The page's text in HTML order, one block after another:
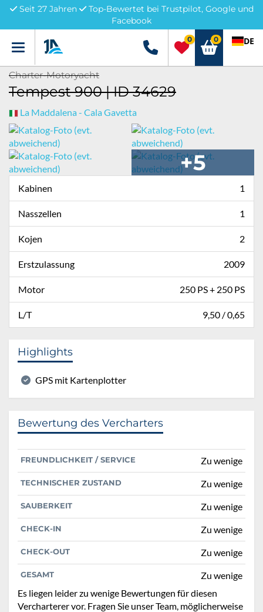
Seit 27 Jahren
Top-Bewertet bei Trustpilot, Google und
Facebook
Menü +49 5741 3222690
0 0 DE
Charter-Motoryacht
Tempest 900 | ID 34629
La Maddalena - Cala Gavetta
+5
Kabinen 1
Nasszellen 1
Kojen 2
Erstzulassung 2009
Motor 250 PS + 250 PS
L/T 9,50 / 0,65
Highlights
GPS mit Kartenplotter
Bewertung des Vercharters
FREUNDLICHKEIT / SERVICE Zu wenige
TECHNISCHER ZUSTAND Zu wenige
SAUBERKEIT Zu wenige
CHECK-IN Zu wenige
CHECK-OUT Zu wenige
GESAMT
Zu wenige
Es liegen leider zu wenige Bewertungen für diesen
Vercharterer vor. Fragen Sie unser Team, möglicherweise